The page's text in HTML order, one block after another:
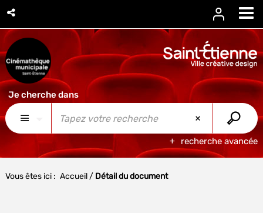
recherche avancée
Vous êtes ici : Accueil/ Détail du document